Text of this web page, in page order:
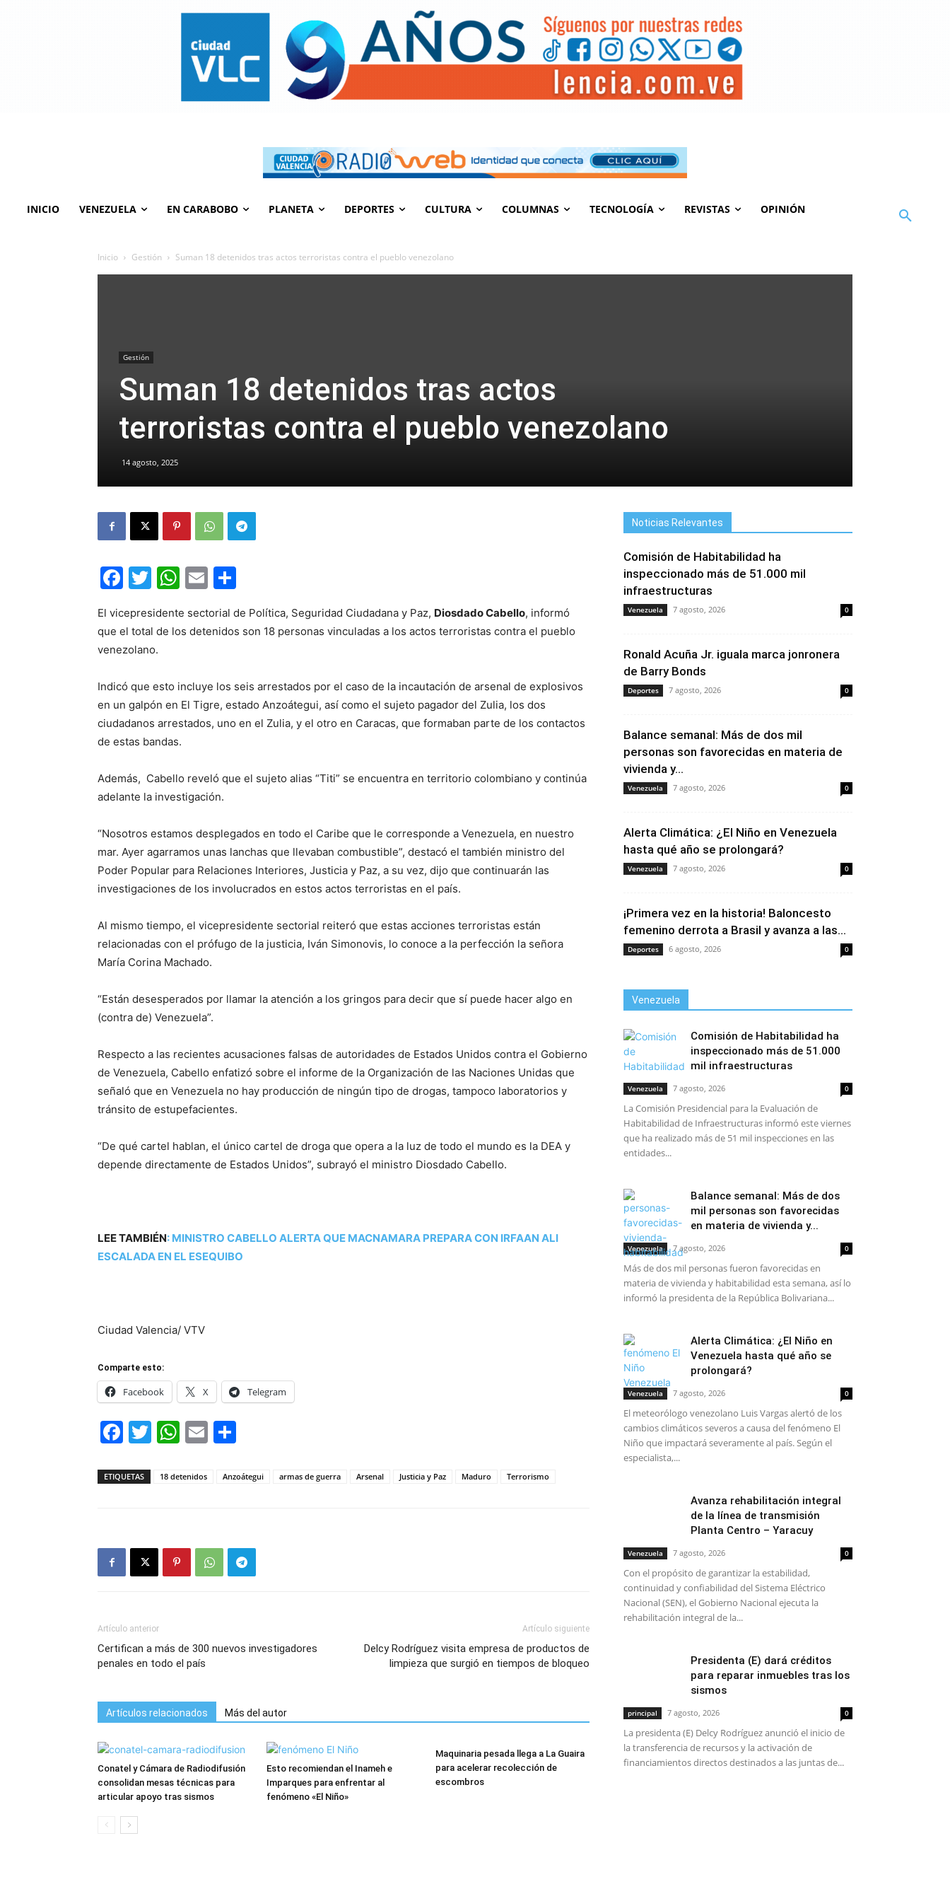
INICIO VENEZUELA EN CARABOBO PLANETA DEPORTES CULTURA COLUMNAS TECNOLOGÍA REVISTAS OPINIÓN
Inicio Gestión Suman 18 detenidos tras actos terroristas contra el pueblo venezolano
Gestión
Suman 18 detenidos tras actos
terroristas contra el pueblo venezolano
14 agosto, 2025
Facebook
Twitter
WhatsApp
Email
El vicepresidente sectorial de Política, Seguridad Ciudadana y Paz, Diosdado Cabello, informó
que el total de los detenidos son 18 personas vinculadas a los actos terroristas contra el pueblo
venezolano.
Indicó que esto incluye los seis arrestados por el caso de la incautación de arsenal de explosivos
en un galpón en El Tigre, estado Anzoátegui, así como el sujeto pagador del Zulia, los dos
ciudadanos arrestados, uno en el Zulia, y el otro en Caracas, que formaban parte de los contactos
de estas bandas.
Además, Cabello reveló que el sujeto alias “Titi” se encuentra en territorio colombiano y continúa
adelante la investigación.
“Nosotros estamos desplegados en todo el Caribe que le corresponde a Venezuela, en nuestro
mar. Ayer agarramos unas lanchas que llevaban combustible”, destacó el también ministro del
Poder Popular para Relaciones Interiores, Justicia y Paz, a su vez, dijo que continuarán las
investigaciones de los involucrados en estos actos terroristas en el país.
Al mismo tiempo, el vicepresidente sectorial reiteró que estas acciones terroristas están
relacionadas con el prófugo de la justicia, Iván Simonovis, lo conoce a la perfección la señora
María Corina Machado.
“Están desesperados por llamar la atención a los gringos para decir que sí puede hacer algo en
(contra de) Venezuela”.
Respecto a las recientes acusaciones falsas de autoridades de Estados Unidos contra el Gobierno
de Venezuela, Cabello enfatizó sobre el informe de la Organización de las Naciones Unidas que
señaló que en Venezuela no hay producción de ningún tipo de drogas, tampoco laboratorios y
tránsito de estupefacientes.
“De qué cartel hablan, el único cartel de droga que opera a la luz de todo el mundo es la DEA y
depende directamente de Estados Unidos”, subrayó el ministro Diosdado Cabello.
LEE TAMBIÉN: MINISTRO CABELLO ALERTA QUE MACNAMARA PREPARA CON IRFAAN ALI
ESCALADA EN EL ESEQUIBO
Ciudad Valencia/ VTV
Comparte esto:
Facebook X Telegram
Facebook
Twitter
WhatsApp
Email
ETIQUETAS 18 detenidos Anzoátegui armas de guerra Arsenal Justicia y Paz Maduro Terrorismo
Artículo anterior
Certifican a más de 300 nuevos investigadores
penales en todo el país
Artículo siguiente
Delcy Rodríguez visita empresa de productos de
limpieza que surgió en tiempos de bloqueo
Artículos relacionados Más del autor
Conatel y Cámara de Radiodifusión
consolidan mesas técnicas para
articular apoyo tras sismos
Esto recomiendan el Inameh e
Imparques para enfrentar al
fenómeno «El Niño»
Maquinaria pesada llega a La Guaira
para acelerar recolección de
escombros
Noticias Relevantes
Comisión de Habitabilidad ha
inspeccionado más de 51.000 mil
infraestructuras
Venezuela 7 agosto, 2026 0
Ronald Acuña Jr. iguala marca jonronera
de Barry Bonds
Deportes 7 agosto, 2026 0
Balance semanal: Más de dos mil
personas son favorecidas en materia de
vivienda y...
Venezuela 7 agosto, 2026 0
Alerta Climática: ¿El Niño en Venezuela
hasta qué año se prolongará?
Venezuela 7 agosto, 2026 0
¡Primera vez en la historia! Baloncesto
femenino derrota a Brasil y avanza a las...
Deportes 6 agosto, 2026 0
Venezuela
Comisión de Habitabilidad ha
inspeccionado más de 51.000
mil infraestructuras
Venezuela 7 agosto, 2026 0
La Comisión Presidencial para la Evaluación de
Habitabilidad de Infraestructuras informó este viernes
que ha realizado más de 51 mil inspecciones en las
entidades...
Balance semanal: Más de dos
mil personas son favorecidas
en materia de vivienda y...
Venezuela 7 agosto, 2026 0
Más de dos mil personas fueron favorecidas en
materia de vivienda y habitabilidad esta semana, así lo
informó la presidenta de la República Bolivariana...
Alerta Climática: ¿El Niño en
Venezuela hasta qué año se
prolongará?
Venezuela 7 agosto, 2026 0
El meteorólogo venezolano Luis Vargas alertó de los
cambios climáticos severos a causa del fenómeno El
Niño que impactará severamente al país. Según el
especialista,...
Avanza rehabilitación integral
de la línea de transmisión
Planta Centro – Yaracuy
Venezuela 7 agosto, 2026 0
Con el propósito de garantizar la estabilidad,
continuidad y confiabilidad del Sistema Eléctrico
Nacional (SEN), el Gobierno Nacional ejecuta la
rehabilitación integral de la...
Presidenta (E) dará créditos
para reparar inmuebles tras los
sismos
principal 7 agosto, 2026 0
La presidenta (E) Delcy Rodríguez anunció el inicio de
la transferencia de recursos y la activación de
financiamientos directos destinados a las juntas de...